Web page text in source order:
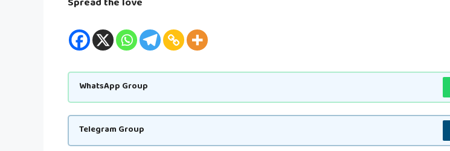
WhatsApp Group
Telegram Group